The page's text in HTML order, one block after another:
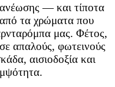
— και τίποτα
τα χρώματα που
μας. Φέτος,
απαλούς, φωτεινούς
αισιοδοξία και